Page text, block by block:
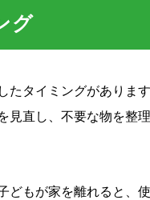
グ
たタイミングがありま
見直し、不要な物を整
もが家を離れると、